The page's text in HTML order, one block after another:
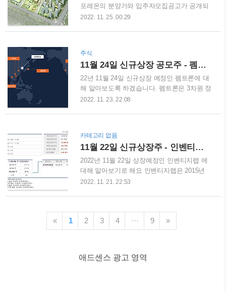
력등 많은 분야에서 에너지 원으로서 사용을
가능케 합니다 LS울트라커패시터는 전해액에
터는전하의 정전기 현상(electro static)을 이용
해 전기 이중층 표면에 형성되는 이온층에 전
기를 저장..
포레온의 분양가와 입주자모집공고가 공개되
었습니다. 둔촌주공은 공사가 중단되는 여러
시작하였습니다. 둔촌주공 올림픽파크 포레온
의 타입이 엄청 많습니다 29A 39A 49A 59A,
59B, 59C, 59D, 59E 84A, 84B, 84C, 84D,
84E, 84F, 84G, 84H 총 16개 타입 특별공급
1,091세대 일반공급 3,695세대 총 4,786 세대
때문입니다. 59,84 타입은 10억..
2022. 11. 25. 00:29
주식
11월 24일 신규상장 공모주 - 펨트론
22년 11월 24일 신규상장 예정인 펨트론에 대
해 알아보도록 하겠습니다. 펨트론은 3차원 정
밀측정 원천기술을 통해 SMT, 자동차전장, 이
지사가 있어서 시장에서 기술이 입증된 기업
으로 보입니다. 남들보다 신규상장주 시초가
보다 빠르게 사는법 (비상장주식 거래방법) 안
녕하세요! 오늘은 신규상장주 남들보다 빠르
게 사는법에 대해 알아보도록 하겠습니다. 보
요예측 결과를 보시면 가격 제일 하단 10000
원 미만이 제일 많이 참여하였습..
2022. 11. 23. 22:08
카테고리 없음
11월 22일 신규상장주 - 인벤티지랩
2022년 11월 22일 상장예정인 인벤티지랩 에
대해 알아보기로 해요 인벤티지랩은 2015년
설립된 마이크로/나노 입자 기반 약물전달시
임상결과를 발표하였네요. 많은 탈모인들이
간절히 바라는 탈모치료제 임상을 진행하고
있습니다. 수요예측에서는 가장 낮은 19000원
다 신규상장주 시초가보다 빠르게 사는법 (비
2022. 11. 21. 22:53
« 1 2 3 4 ··· 9 »
애드센스 광고 영역